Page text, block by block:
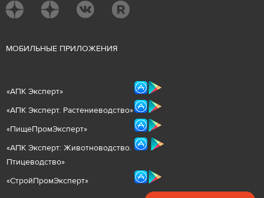
МОБИЛЬНЫЕ ПРИЛОЖЕНИЯ
«АПК Эксперт»
«АПК Эксперт. Растениеводство»
«ПищеПромЭксперт»
«АПК Эксперт: Животноводство.
Птицеводство»
«СтройПромЭксперт»